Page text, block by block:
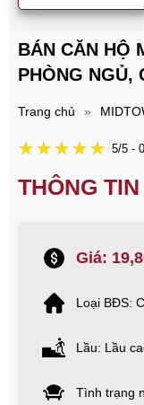
BÁN CĂN HỘ
PHÒNG NGỦ,
Trang chủ »
5/5 -
THÔNG
Giá:
Loại BĐS:
Lầu: Lầu
Tình trạng